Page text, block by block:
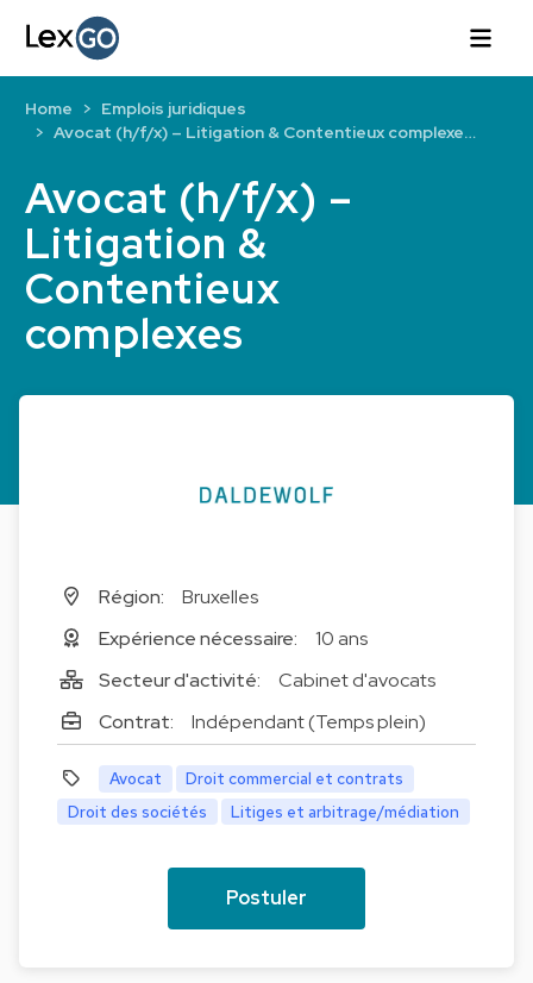
Avocat (h/f/x) –
Litigation &
Contentieux
complexes
Home
Emplois juridiques
Avocat (h/f/x) – Litigation & Contentieux complexe…
Région:
Bruxelles
Expérience nécessaire:
10 ans
Secteur d'activité:
Cabinet d'avocats
Contrat:
Indépendant (Temps plein)
Avocat
Droit commercial et contrats
Droit des sociétés
Litiges et arbitrage/médiation
Postuler